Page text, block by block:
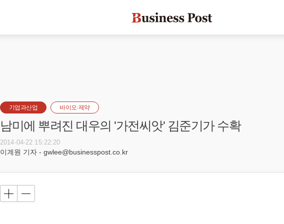
기업과산업 바이오·제약
남미에 뿌려진 대우의 '가전씨앗' 김준기가 수확
2014-04-22 15:22:20
이계원 기자 - gwlee@businesspost.co.kr